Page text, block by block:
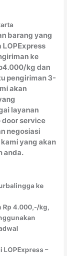
barang yang
ke
kg dan
pengiriman 3-
akan
layanan
door service
negosiasi
yang akan
anda.
ke
Rp 4.000,-/kg,
LOPExpress –